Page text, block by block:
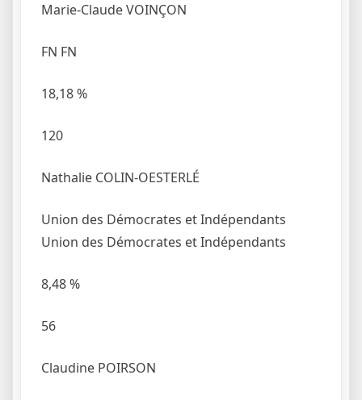
Marie-Claude VOINÇON
FN FN
18,18%
120
Nathalie COLIN-OESTERLÉ
Union des Démocrates et Indépendants
Union des Démocrates et Indépendants
8,48%
56
Claudine POIRSON